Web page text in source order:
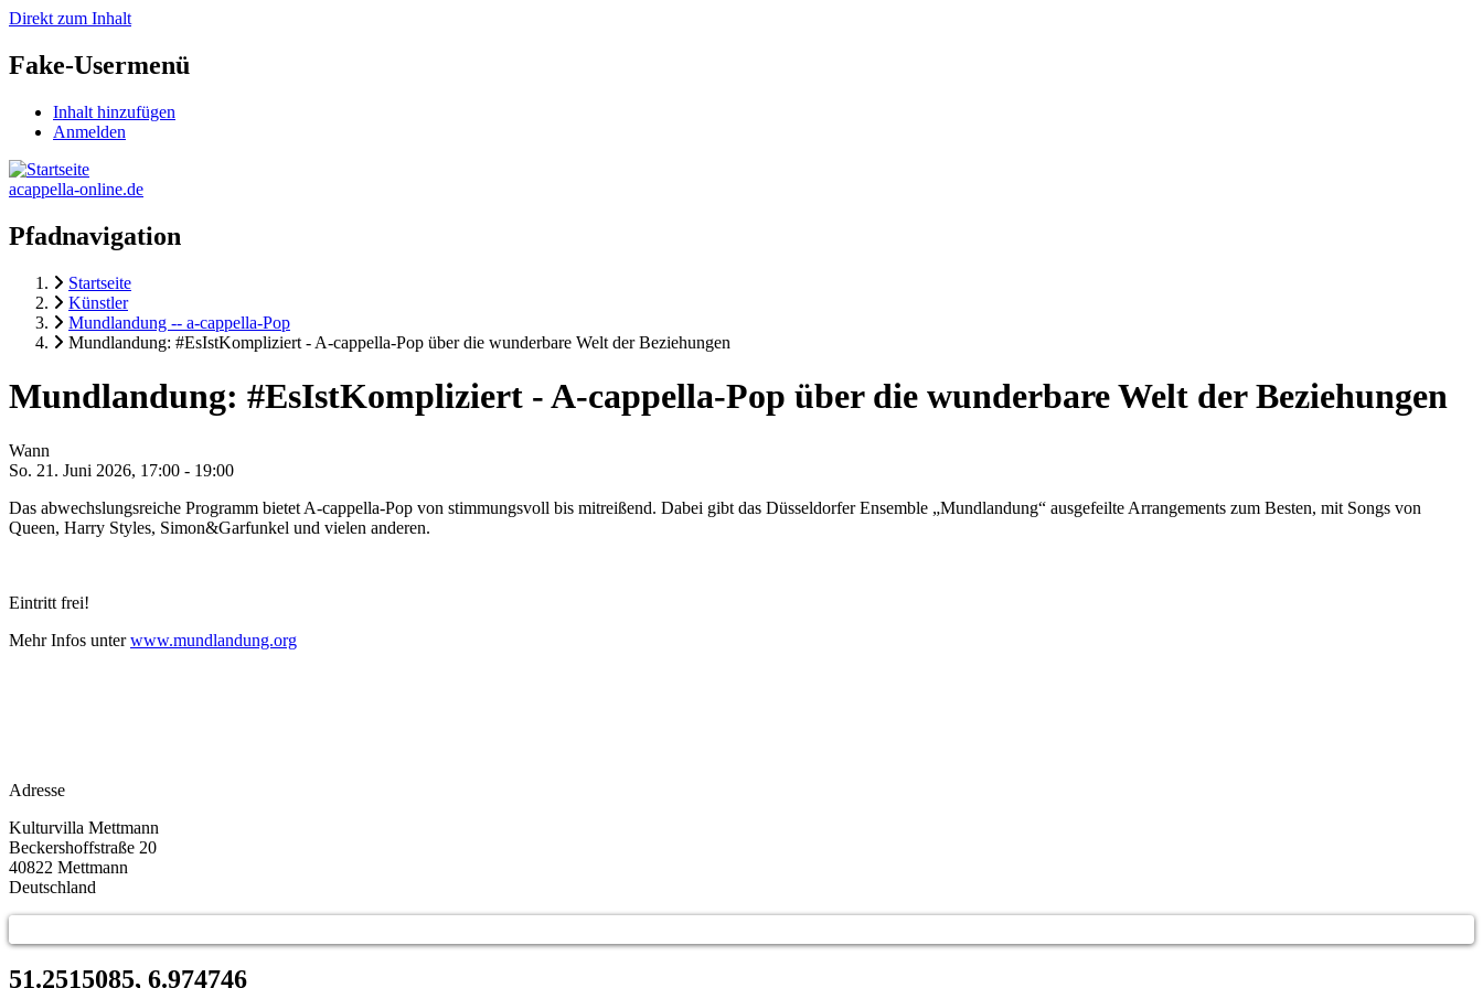
Direkt zum Inhalt
Fake-Usermenü
Inhalt hinzufügen
Anmelden
acappella-online.de
Pfadnavigation
Startseite
Künstler
Mundlandung -- a-cappella-Pop
Mundlandung: #EsIstKompliziert - A-cappella-Pop über die wunderbare Welt der Beziehungen
Mundlandung: #EsIstKompliziert - A-cappella-Pop über die wunderbare Welt der Beziehungen
Wann
So. 21. Juni 2026, 17:00 - 19:00
Das abwechslungsreiche Programm bietet A-cappella-Pop von stimmungsvoll bis mitreißend. Dabei gibt das Düsseldorfer Ensemble „Mundlandung“ ausgefeilte Arrangements zum Besten, mit Songs von
Queen, Harry Styles, Simon&Garfunkel und vielen anderen.
Eintritt frei!
Mehr Infos unterwww.mundlandung.org
Adresse
Kulturvilla Mettmann
Beckershoffstraße 20
40822 Mettmann
Deutschland
51.2515085, 6.974746